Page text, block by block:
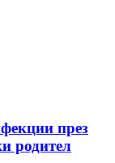
през
родител